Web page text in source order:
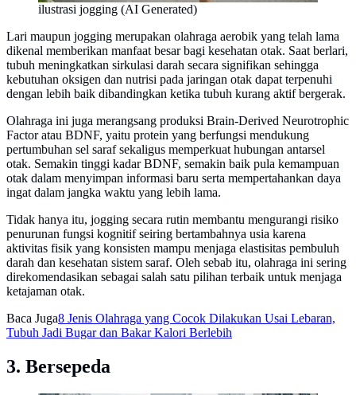
ilustrasi jogging (AI Generated)
Lari maupun jogging merupakan olahraga aerobik yang telah lama
dikenal memberikan manfaat besar bagi kesehatan otak. Saat berlari,
tubuh meningkatkan sirkulasi darah secara signifikan sehingga
kebutuhan oksigen dan nutrisi pada jaringan otak dapat terpenuhi
dengan lebih baik dibandingkan ketika tubuh kurang aktif bergerak.
Olahraga ini juga merangsang produksi Brain-Derived Neurotrophic
Factor atau BDNF, yaitu protein yang berfungsi mendukung
pertumbuhan sel saraf sekaligus memperkuat hubungan antarsel
otak. Semakin tinggi kadar BDNF, semakin baik pula kemampuan
otak dalam menyimpan informasi baru serta mempertahankan daya
ingat dalam jangka waktu yang lebih lama.
Tidak hanya itu, jogging secara rutin membantu mengurangi risiko
penurunan fungsi kognitif seiring bertambahnya usia karena
aktivitas fisik yang konsisten mampu menjaga elastisitas pembuluh
darah dan kesehatan sistem saraf. Oleh sebab itu, olahraga ini sering
direkomendasikan sebagai salah satu pilihan terbaik untuk menjaga
ketajaman otak.
Baca Juga8 Jenis Olahraga yang Cocok Dilakukan Usai Lebaran,
Tubuh Jadi Bugar dan Bakar Kalori Berlebih
3. Bersepeda